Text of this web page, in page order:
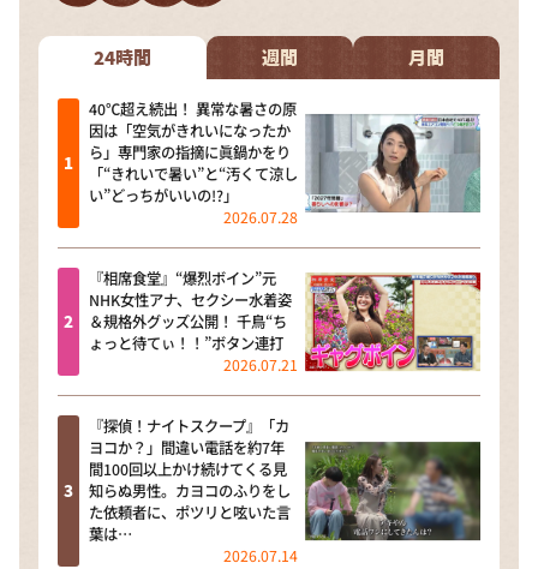
24時間 週間 月間
40℃超え続出！ 異常な暑さの原
因は「空気がきれいになったか
ら」専門家の指摘に眞鍋かをり
「“きれいで暑い”と“汚くて涼し
い”どっちがいいの!?」
2026.07.28
『相席食堂』“爆烈ボイン”元
NHK女性アナ、セクシー水着姿
＆規格外グッズ公開！ 千鳥“ち
ょっと待てぃ！！”ボタン連打
2026.07.21
『探偵！ナイトスクープ』「カ
ヨコか？」間違い電話を約7年
間100回以上かけ続けてくる見
知らぬ男性。カヨコのふりをし
た依頼者に、ポツリと呟いた言
葉は…
2026.07.14